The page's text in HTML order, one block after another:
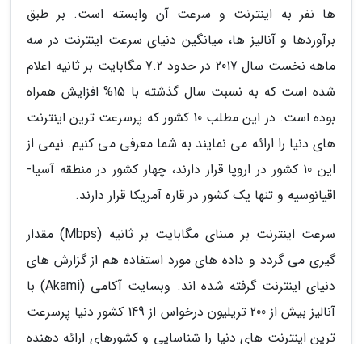
ها نفر به اینترنت و سرعت آن وابسته است. بر طبق
برآوردها و آنالیز ها، میانگین دنیای سرعت اینترنت در سه
ماهه نخست سال 2017 در حدود 7.2 مگابایت بر ثانیه اعلام
شده است که به نسبت سال گذشته با 15% افزایش همراه
بوده است. در این مطلب 10 کشور که پرسرعت ترین اینترنت
های دنیا را ارائه می نمایند به شما معرفی می کنیم. نیمی از
این 10 کشور در اروپا قرار دارند، چهار کشور در منطقه آسیا-
اقیانوسیه و تنها یک کشور در قاره آمریکا قرار دارند.
سرعت اینترنت بر مبنای مگابایت بر ثانیه (Mbps) مقدار
گیری می گردد و داده های مورد استفاده هم از گزارش های
دنیای اینترنت گرفته شده اند. وبسایت آکامی (Akami) با
آنالیز بیش از 200 تریلیون درخواس از 149 کشور دنیا پرسرعت
ترین اینترنت های دنیا را شناسایی و کشورهای ارائه دهنده